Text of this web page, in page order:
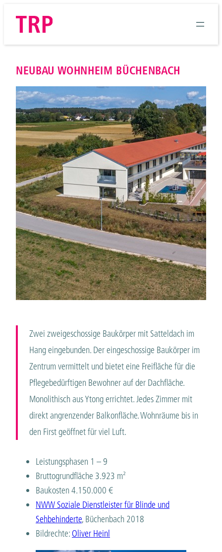
NEUBAU WOHNHEIM BÜCHENBACH
Zwei zweigeschossige Baukörper mit Satteldach im
Hang eingebunden. Der eingeschossige Baukörper im
Zentrum vermittelt und bietet eine Freifläche für die
Pflegebedürftigen Bewohner auf der Dachfläche.
Monolithisch aus Ytong errichtet. Jedes Zimmer mit
direkt angrenzender Balkonfläche. Wohnräume bis in
den First geöffnet für viel Luft.
Leistungsphasen 1 – 9
Bruttogrundfläche 3.923 m²
Baukosten 4.150.000 €
NWW Soziale Dienstleister für Blinde und
Sehbehinderte, Büchenbach 2018
Bildrechte: Oliver Heinl